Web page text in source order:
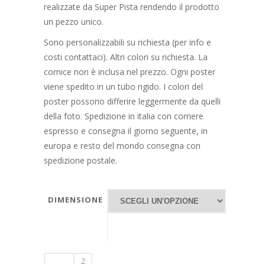
realizzate da Super Pista rendendo il prodotto
un pezzo unico.
Sono personalizzabili su richiesta (per info e
costi contattaci). Altri colori su richiesta. La
cornice non è inclusa nel prezzo. Ogni poster
viene spedito in un tubo rigido. I colori del
poster possono differire leggermente da quelli
della foto. Spedizione in italia con corriere
espresso e consegna il giorno seguente, in
europa e resto del mondo consegna con
spedizione postale.
DIMENSIONE